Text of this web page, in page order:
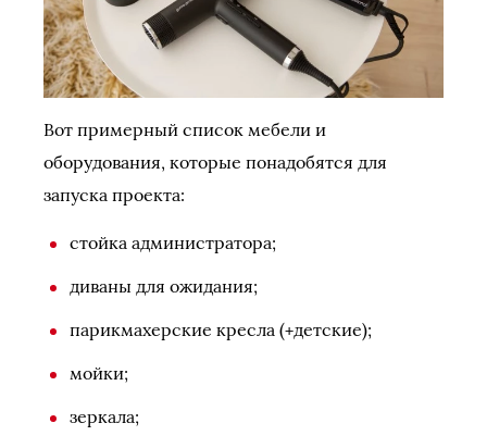
Вот примерный список мебели и
оборудования, которые понадобятся для
запуска проекта:
стойка администратора;
диваны для ожидания;
парикмахерские кресла (+детские);
мойки;
зеркала;